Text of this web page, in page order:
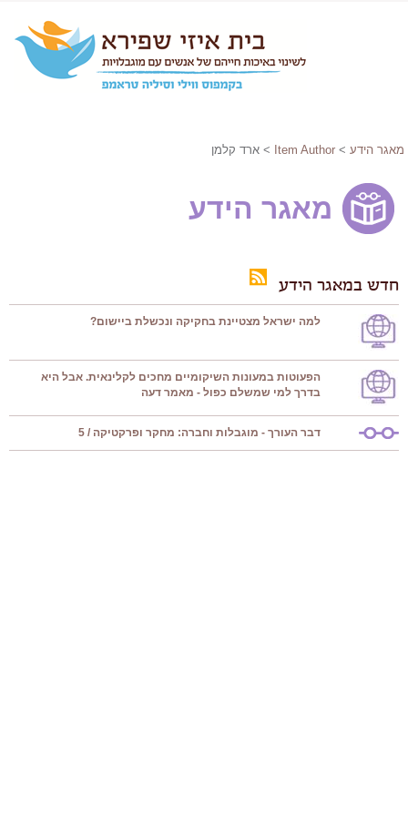
מאגר הידע >
Item Author > ארד קלמן
מאגר הידע
חדש במאגר הידע
למה ישראל מצטיינת בחקיקה ונכשלת ביישום?
הפעוטות במעונות השיקומיים מחכים לקלינאית. אבל היא
בדרך למי שמשלם כפול - מאמר דעה
דבר העורך - מוגבלות וחברה: מחקר ופרקטיקה / 5